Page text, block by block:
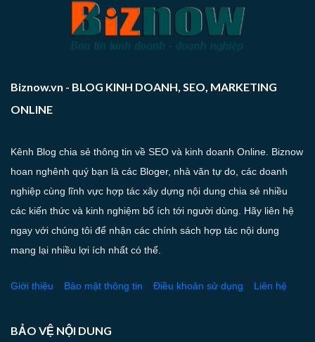
Biznow.vn - BLOG KINH DOANH, SEO, MARKETING
ONLINE
Kênh Blog chia sẻ thông tin về SEO và kinh doanh Online. Biznow
hoan nghênh quý bạn là các Bloger, nhà văn tự do, các doanh
nghiệp cùng lĩnh vực hợp tác xây dựng nội dung chia sẻ nhiều
các kiến thức và kinh nghiệm bổ ích tới người dùng. Hãy liên hệ
ngay với chúng tôi để nhận các chính sách hợp tác nội dung
mang lại nhiều lợi ích nhất có thể.
Giới thiệu Bảo mật thông tin Điều khoản sử dụng Liên hệ
BẢO VỆ NỘI DUNG